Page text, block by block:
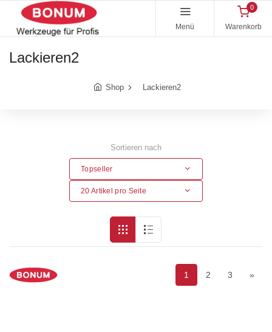
Menü
0
Warenkorb
Lackieren2
Shop Lackieren2
Sortieren nach
Topseller
20 Artikel pro Seite
1 2 3 »